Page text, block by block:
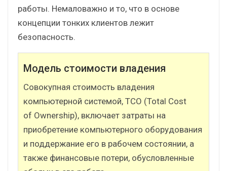
работы. Немаловажно и то, что в основе
концепции тонких клиентов лежит
безопасность.
Модель стоимости владения
Совокупная стоимость владения
компьютерной системой, TCO (Total Cost
of Ownership), включает затраты на
приобретение компьютерного оборудования
и поддержание его в рабочем состоянии, а
также финансовые потери, обусловленные